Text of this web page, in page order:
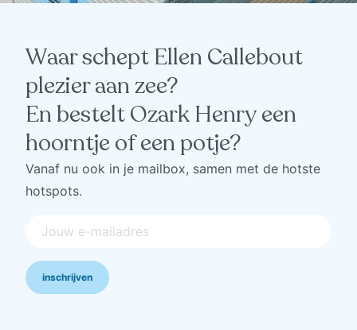
Waar schept Ellen Callebout
plezier aan zee?
En bestelt Ozark Henry een
hoorntje of een potje?
Vanaf nu ook in je mailbox, samen met de hotste
hotspots.
inschrijven